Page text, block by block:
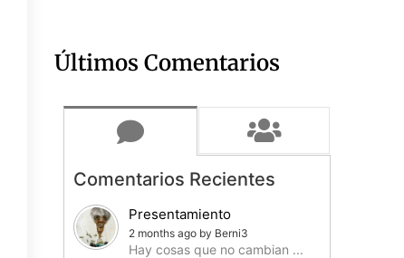
Últimos Comentarios
Comentarios Recientes
Presentamiento
2 months ago by Berni3
Hay cosas que no cambian ...